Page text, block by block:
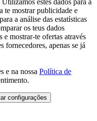
estes dados para a
te mostrar publicidade e
a análise das estatísticas
os teus dados
e mostrar-te ofertas através
fornecedores, apenas se já
e na nossa Política de
configurações